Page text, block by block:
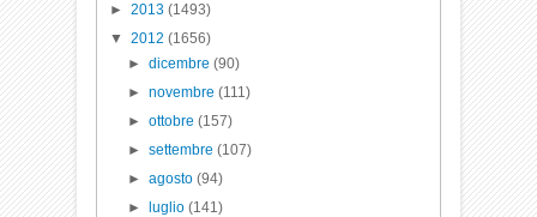
►2013(1493)
▼2012(1656)
► dicembre (90)
► novembre (111)
► ottobre (157)
► settembre (107)
► agosto (94)
►
luglio (141)